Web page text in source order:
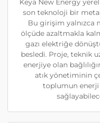
Keya New Energy
son teknoloji bir
Bu girişim yalnızca
ölçüde azaltmakla
gazı elektriğe
besledi. Proje, teknik
enerjiye olan
atık yönetiminin
toplumun enerji